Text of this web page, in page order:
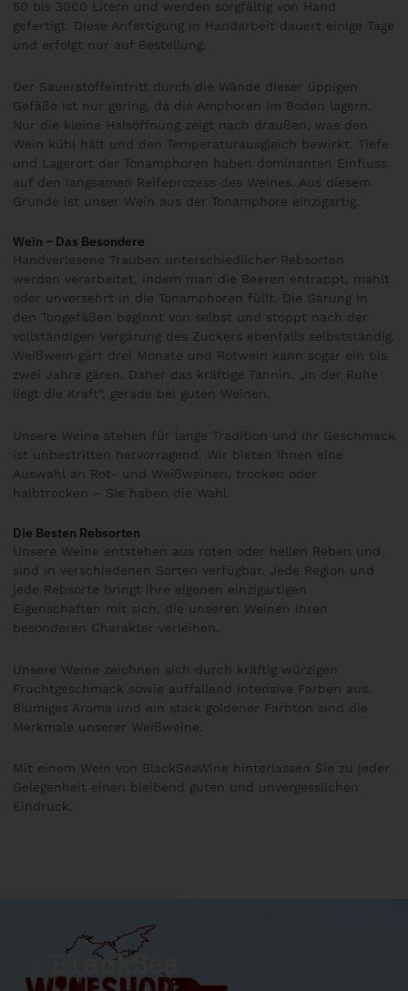
50 bis 3000 Litern und werden sorgfältig von Hand
gefertigt. Diese Anfertigung in Handarbeit dauert einige Tage
und erfolgt nur auf Bestellung.
Der Sauerstoffeintritt durch die Wände dieser üppigen
Gefäße ist nur gering, da die Amphoren im Boden lagern.
Nur die kleine Halsöffnung zeigt nach draußen, was den
Wein kühl hält und den Temperaturausgleich bewirkt. Tiefe
und Lagerort der Tonamphoren haben dominanten Einfluss
auf den langsamen Reifeprozess des Weines. Aus diesem
Grunde ist unser Wein aus der Tonamphore einzigartig.
Wein – Das Besondere
Handverlesene Trauben unterschiedlicher Rebsorten
werden verarbeitet, indem man die Beeren entrappt, mahlt
oder unversehrt in die Tonamphoren füllt. Die Gärung in
den Tongefäßen beginnt von selbst und stoppt nach der
vollständigen Vergärung des Zuckers ebenfalls selbstständig.
Weißwein gärt drei Monate und Rotwein kann sogar ein bis
zwei Jahre gären. Daher das kräftige Tannin. „In der Ruhe
liegt die Kraft“, gerade bei guten Weinen.
Unsere Weine stehen für lange Tradition und ihr Geschmack
ist unbestritten hervorragend. Wir bieten Ihnen eine
Auswahl an Rot- und Weißweinen, trocken oder
halbtrocken – Sie haben die Wahl.
Die Besten Rebsorten
Unsere Weine entstehen aus roten oder hellen Reben und
sind in verschiedenen Sorten verfügbar. Jede Region und
jede Rebsorte bringt ihre eigenen einzigartigen
Eigenschaften mit sich, die unseren Weinen ihren
besonderen Charakter verleihen.
Unsere Weine zeichnen sich durch kräftig würzigen
Fruchtgeschmack sowie auffallend intensive Farben aus.
Blumiges Aroma und ein stark goldener Farbton sind die
Merkmale unserer Weißweine.
Mit einem Wein von BlackSeaWine hinterlassen Sie zu jeder
Gelegenheit einen bleibend guten und unvergesslichen
Eindruck.